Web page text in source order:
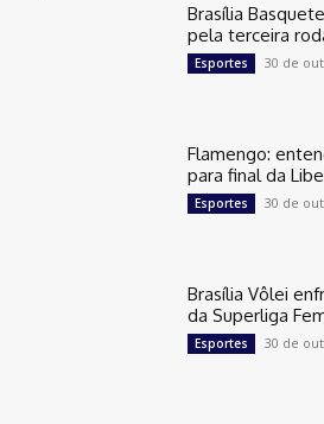
Brasília
pela terceira
Esportes 30 de
Flamengo:
para final da
Esportes 30 de
Brasília Vôlei
da Superliga
Esportes 30 de